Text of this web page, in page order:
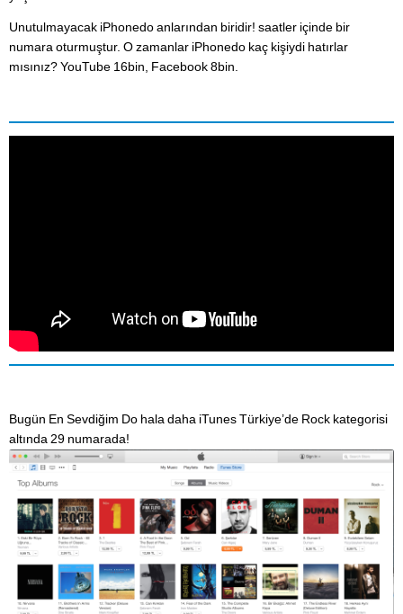
Unutulmayacak iPhonedo anlarından biridir! saatler içinde bir
numara oturmuştur. O zamanlar iPhonedo kaç kişiydi hatırlar
mısınız? YouTube 16bin, Facebook 8bin.
Bugün En Sevdiğim Do hala daha iTunes Türkiye’de Rock kategorisi
altında 29 numarada!